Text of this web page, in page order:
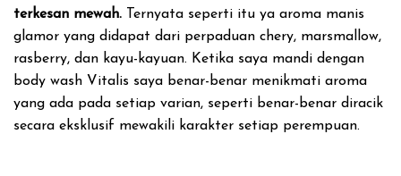
terkesan mewah. Ternyata seperti itu ya aroma manis
glamor yang didapat dari perpaduan chery, marsmallow,
rasberry, dan kayu-kayuan. Ketika saya mandi dengan
body wash Vitalis saya benar-benar menikmati aroma
yang ada pada setiap varian, seperti benar-benar diracik
secara eksklusif mewakili karakter setiap perempuan.